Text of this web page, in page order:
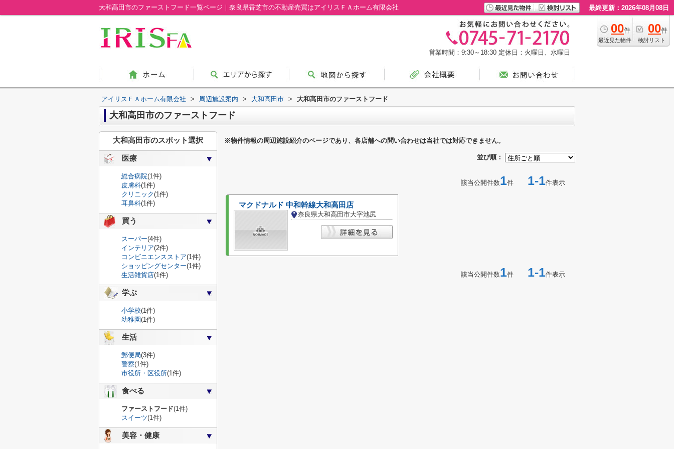
大和高田市のファーストフード一覧ページ｜奈良県香芝市の不動産売買はアイリスＦＡホーム有限会社 最終更新：2026年08月08日
00件
最近見た物件
00件
検討リスト
営業時間：9:30～18:30 定休日：火曜日、水曜日
アイリスＦＡホーム有限会社 > 周辺施設案内 > 大和高田市 > 大和高田市のファーストフード
大和高田市のファーストフード
※物件情報の周辺施設紹介のページであり、各店舗への問い合わせは当社では対応できません。
並び順：
該当公開件数1件 1-1件表示
マクドナルド 中和幹線大和高田店
奈良県大和高田市大字池尻
該当公開件数1件 1-1件表示
大和高田市のスポット選択
医療
総合病院(1件)
皮膚科(1件)
クリニック(1件)
耳鼻科(1件)
買う
スーパー(4件)
インテリア(2件)
コンビニエンスストア(1件)
ショッピングセンター(1件)
生活雑貨店(1件)
学ぶ
小学校(1件)
幼稚園(1件)
生活
郵便局(3件)
警察(1件)
市役所・区役所(1件)
食べる
ファーストフード(1件)
スイーツ(1件)
美容・健康